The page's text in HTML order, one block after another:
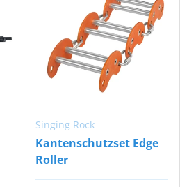
Singing Rock
Kantenschutzset Edge
Roller